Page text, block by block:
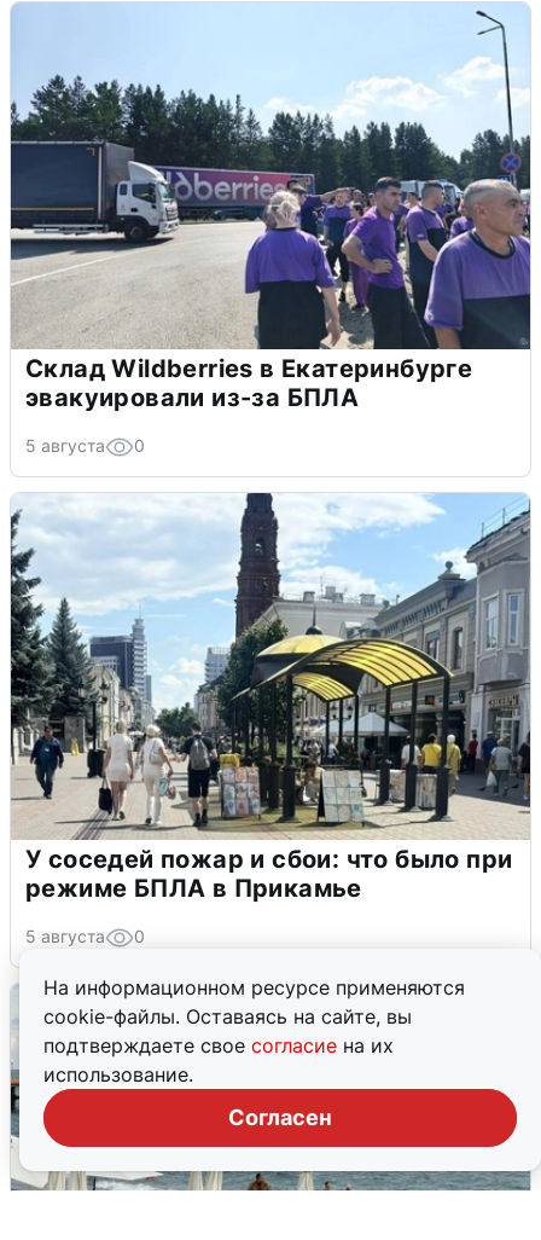
На информационном ресурсе применяются
cookie-файлы. Оставаясь на сайте, вы
подтверждаете свое согласие на их
использование.
Согласен
Склад Wildberries в Екатеринбурге
эвакуировали из-за БПЛА
5 августа 0
У соседей пожар и сбои: что было при
режиме БПЛА в Прикамье
5 августа 0